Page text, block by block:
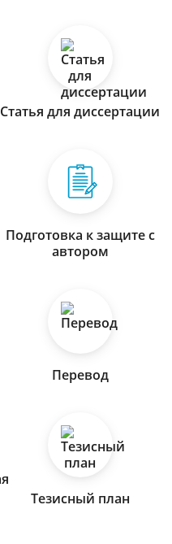
Статья для диссертации
Подготовка к защите с
автором
Перевод
Тезисный план